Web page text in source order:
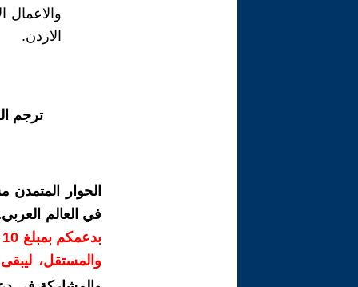
والاعمال
الاردن.
ترجم
الحوار
في العالم
والمستقل،